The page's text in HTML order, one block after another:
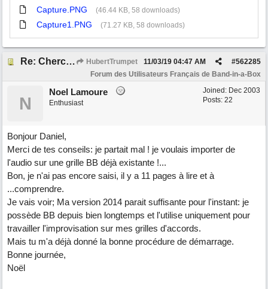
Capture.PNG
(46.44 KB, 58 downloads)
Capture1.PNG (71.27 KB, 58 downloads)
Re: Cherche Tuto sur Importer audio avec Wizard HubertTrumpet #562285
11/03/19 04:47 AM
Forum des Utilisateurs Français de Band-in-a-Box
Joined: Dec 2003
Posts: 22
N
Noel Lamoure
Enthusiast
Bonjour Daniel,
Merci de tes conseils: je partait mal ! je voulais importer de
l'audio sur une grille BB déjà existante !...
Bon, je n'ai pas encore saisi, il y a 11 pages à lire et à
...comprendre.
Je vais voir; Ma version 2014 parait suffisante pour l'instant: je
possède BB depuis bien longtemps et l'utilise uniquement pour
travailler l'improvisation sur mes grilles d'accords.
Mais tu m'a déjà donné la bonne procédure de démarrage.
Bonne journée,
Noël